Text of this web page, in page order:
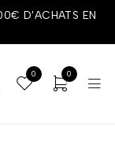
D'ACHATS EN
0 0